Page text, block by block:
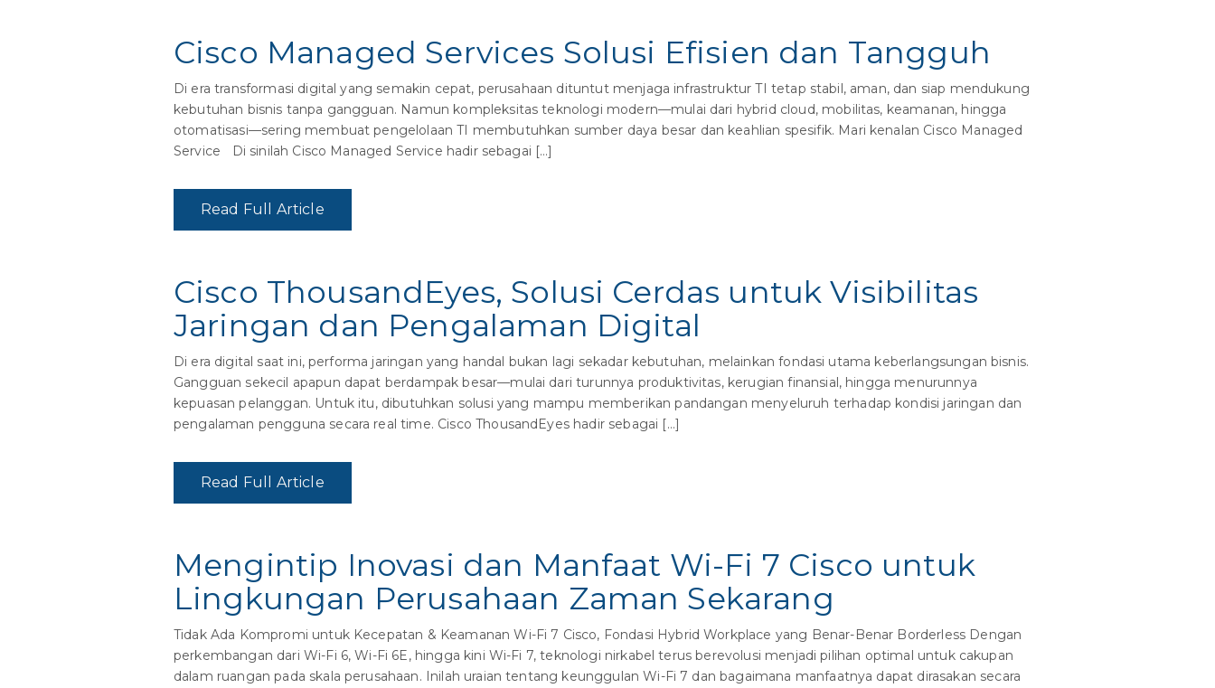
Cisco Managed Services Solusi Efisien dan Tangguh
Di era transformasi digital yang semakin cepat, perusahaan dituntut menjaga infrastruktur TI tetap stabil, aman, dan siap mendukung
kebutuhan bisnis tanpa gangguan. Namun kompleksitas teknologi modern—mulai dari hybrid cloud, mobilitas, keamanan, hingga
otomatisasi—sering membuat pengelolaan TI membutuhkan sumber daya besar dan keahlian spesifik. Mari kenalan Cisco Managed
Service Di sinilah Cisco Managed Service hadir sebagai […]
Read Full Article
Cisco ThousandEyes, Solusi Cerdas untuk Visibilitas
Jaringan dan Pengalaman Digital
Di era digital saat ini, performa jaringan yang handal bukan lagi sekadar kebutuhan, melainkan fondasi utama keberlangsungan bisnis.
Gangguan sekecil apapun dapat berdampak besar—mulai dari turunnya produktivitas, kerugian finansial, hingga menurunnya
kepuasan pelanggan. Untuk itu, dibutuhkan solusi yang mampu memberikan pandangan menyeluruh terhadap kondisi jaringan dan
pengalaman pengguna secara real time. Cisco ThousandEyes hadir sebagai […]
Read Full Article
Mengintip Inovasi dan Manfaat Wi-Fi 7 Cisco untuk
Lingkungan Perusahaan Zaman Sekarang
Tidak Ada Kompromi untuk Kecepatan & Keamanan Wi-Fi 7 Cisco, Fondasi Hybrid Workplace yang Benar-Benar Borderless Dengan
perkembangan dari Wi-Fi 6, Wi-Fi 6E, hingga kini Wi-Fi 7, teknologi nirkabel terus berevolusi menjadi pilihan optimal untuk cakupan
dalam ruangan pada skala perusahaan. Inilah uraian tentang keunggulan Wi-Fi 7 dan bagaimana manfaatnya dapat dirasakan secara